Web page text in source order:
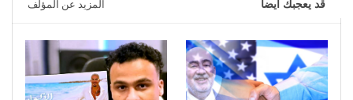
قد يعجبك ايضا المزيد عن المؤلف